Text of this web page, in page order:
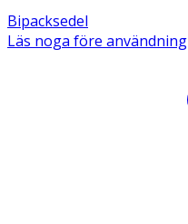
Bipacksedel
Läs noga före användning